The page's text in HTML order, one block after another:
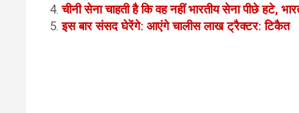
चीनी सेना चा‍हती है कि वह नहीं भारतीय सेना पीछे हटे,
इस बार संसद घेरेंगे: आएंगे चालीस लाख ट्रैक्टर: टिकैत